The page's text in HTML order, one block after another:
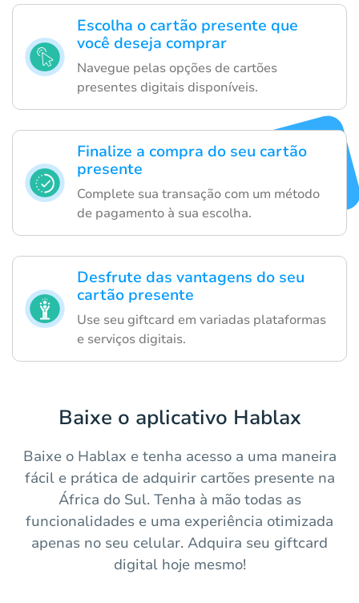
Escolha o cartão presente que
você deseja comprar
Navegue pelas opções de cartões
presentes digitais disponíveis.
Finalize a compra do seu cartão
presente
Complete sua transação com um método
de pagamento à sua escolha.
Desfrute das vantagens do seu
cartão presente
Use seu giftcard em variadas plataformas
e serviços digitais.
Baixe o aplicativo Hablax
Baixe o Hablax e tenha acesso a uma maneira
fácil e prática de adquirir cartões presente na
África do Sul. Tenha à mão todas as
funcionalidades e uma experiência otimizada
apenas no seu celular. Adquira seu giftcard
digital hoje mesmo!